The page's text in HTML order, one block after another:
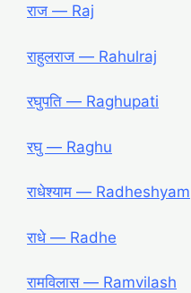
राज ― Raj
राहुलराज ― Rahulraj
रघुपति ― Raghupati
रघु ― Raghu
राधेश्याम ― Radheshyam
राधे ― Radhe
रामविलास ― Ramvilash